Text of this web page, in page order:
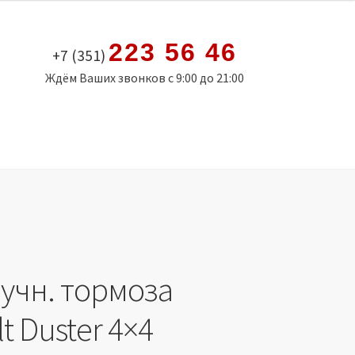
+7 (351) 223 56 46
Ждём Ваших звонков с 9:00 до 21:00
тормоза
Duster 4×4